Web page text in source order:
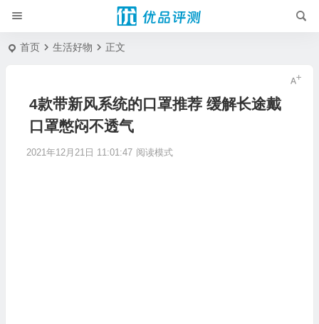
首页 生活好物 正文
4款带新风系统的口罩推荐 缓解长途戴
口罩憋闷不透气
2021年12月21日 11:01:47 阅读模式